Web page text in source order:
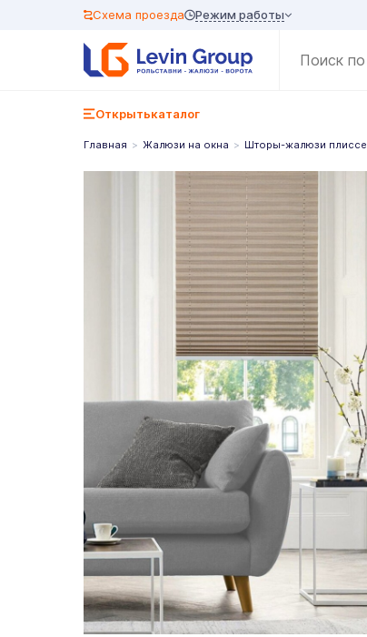
Схема проезда Режим работы
Открытькаталог
Главная Жалюзи на окна Шторы-жалюзи плиссе